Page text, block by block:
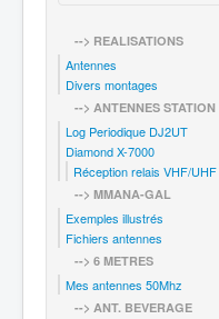
--> REALISATIONS
Antennes
Divers montages
--> ANTENNES STATION
Log Periodique DJ2UT
Diamond X-7000
Réception relais VHF/UHF
--> MMANA-GAL
Exemples illustrés
Fichiers antennes
--> 6 METRES
Mes antennes 50Mhz
--> ANT. BEVERAGE